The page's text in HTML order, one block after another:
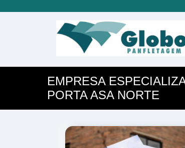
EMPRESA
PORTA ASA NORTE